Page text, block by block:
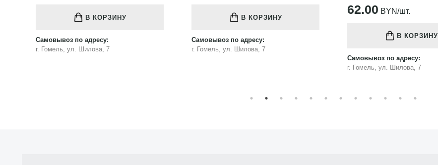
В КОРЗИНУ
Самовывоз по адресу:
г. Гомель, ул. Шилова, 7
В КОРЗИНУ
Самовывоз по адресу:
г. Гомель, ул. Шилова, 7
62.00 BYN/шт.
В КОРЗИНУ
Самовывоз по адресу:
г. Гомель, ул. Шилова, 7